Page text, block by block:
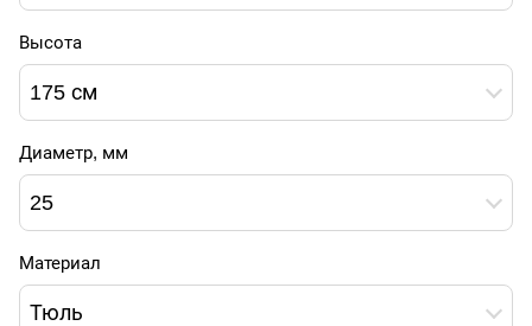
Высота
175 см
Диаметр, мм
25
Материал
Тюль